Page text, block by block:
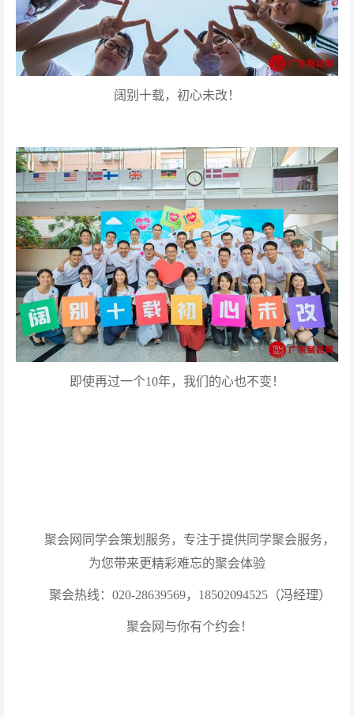
阔别十载，初心未改！
即使再过一个10年，我们的心也不变！
聚会网同学会策划服务，专注于提供同学聚会服务，
为您带来更精彩难忘的聚会体验
聚会热线：020-28639569，18502094525（冯经理）
聚会网与你有个约会！